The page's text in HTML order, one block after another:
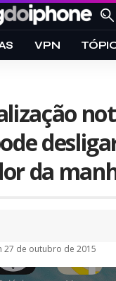
VPN
da
27 de outubro de 2015